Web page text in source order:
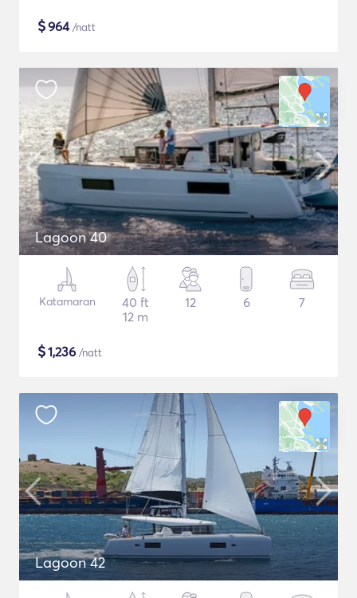
$964/natt
Lagoon 40
Katamaran
40 ft
12 m
12 6 7
$1,236 /natt
Lagoon 42